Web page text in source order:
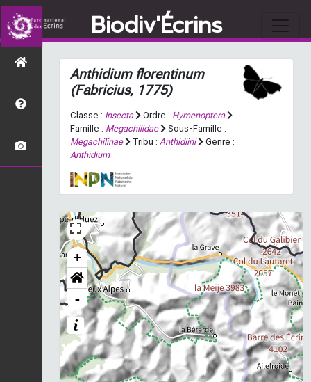
Biodiv'Écrins
Anthidium florentinum
(Fabricius, 1775)
Classe : Insecta Ordre : Hymenoptera
Famille : Megachilidae
Sous-Famille :
Megachilinae
Tribu : Anthidiini
Genre :
Anthidium
+
-